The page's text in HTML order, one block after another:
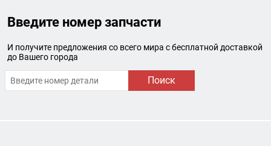
Введите номер запчасти
И получите предложения со всего мира с бесплатной доставкой
до Вашего города
Поиск